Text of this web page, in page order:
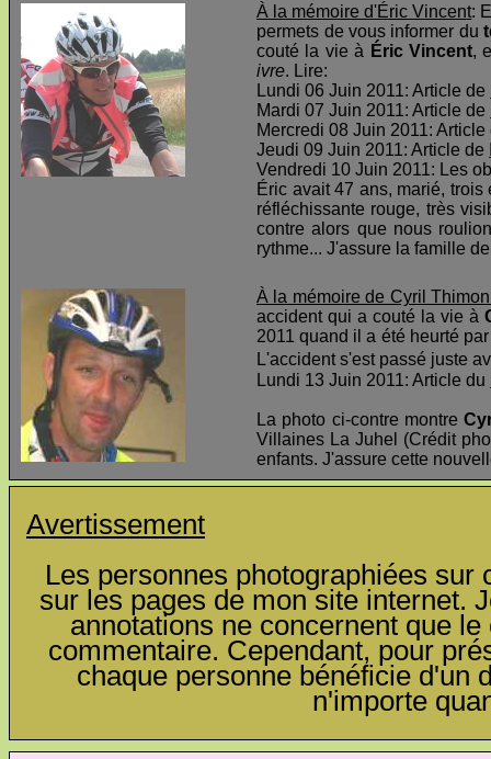
À la mémoire d'Éric Vincent:
permets de vous informer du
couté la vie à Éric Vincent,
ivre. Lire:
Lundi 06 Juin 2011: Article de
Mardi 07 Juin 2011: Article de
Mercredi 08 Juin 2011:
Jeudi 09 Juin 2011: Article de
Vendredi 10 Juin 2011: Les
Éric avait 47 ans, marié,
réfléchissante rouge, très
contre alors que nous
rythme... J'assure la famille
À la mémoire de Cyril
accident qui a couté la vie à
2011 quand il a été heurté
L'accident s'est passé juste
Lundi 13 Juin 2011: Article du
La photo ci-contre montre
Villaines La Juhel (Crédit
enfants. J'assure cette
Avertissement
Les personnes photographiées
sur les pages de mon site internet.
annotations ne concernent que
commentaire. Cependant, pour
chaque personne bénéficie d'un
n'importe